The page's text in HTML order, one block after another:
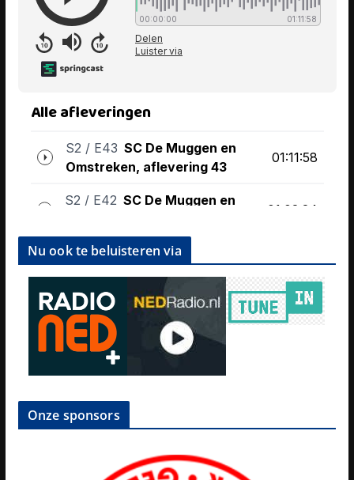
Nu ook te beluisteren via
Onze sponsors